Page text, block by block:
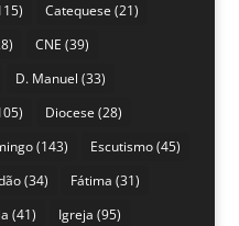
Catequese (21)
CNE (39)
D. Manuel (33)
Diocese (28)
(143) Escutismo(45)
(34) Fátima (31)
(41) Igreja (95)